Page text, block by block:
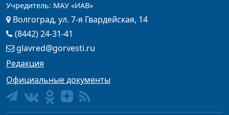
Учредитель: МАУ «ИАВ»
Волгоград, ул. 7-я Гвардейская, 14
(8442) 24-31-41
glavred@gorvesti.ru
Редакция
Официальные документы